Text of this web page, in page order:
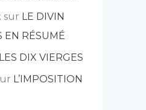
sur LE DIVIN
EN RÉSUMÉ
LES DIX VIERGES
L’IMPOSITION